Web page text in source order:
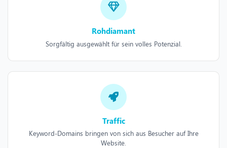
Rohdiamant
Sorgfältig ausgewählt für sein volles Potenzial.
Traffic
Keyword-Domains bringen von sich aus Besucher auf Ihre
Website.